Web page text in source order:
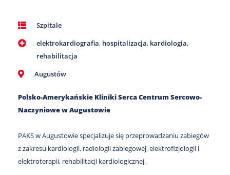
Szpitale
elektrokardiografia, hospitalizacja, kardiologia,
rehabilitacja
Augustów
Polsko-Amerykańskie Kliniki Serca Centrum Sercowo-
Naczyniowe w Augustowie
PAKS w Augustowie specjalizuje się przeprowadzaniu zabiegów
z zakresu kardiologii, radiologii zabiegowej, elektrofizjologii i
elektroterapii, rehabilitacji kardiologicznej.